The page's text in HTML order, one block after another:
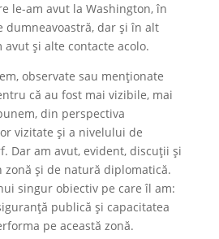
le-am avut la Washington, în
dumneavoastră, dar și în alt
și alte contacte acolo.
observate sau menționate
că au fost mai vizibile, mai
din perspectiva
vizitate și a nivelului de
Dar am avut, evident, discuții și
și de natură diplomatică.
singur obiectiv pe care îl am:
publică și capacitatea
pe această zonă.